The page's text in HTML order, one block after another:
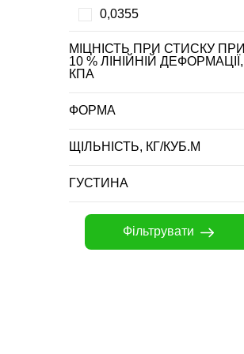
0,0355
МІЦНІСТЬ ПРИ СТИСКУ ПРИ
10 % ЛІНІЙНІЙ ДЕФОРМАЦІЇ,
КПА
ФОРМА
ЩІЛЬНІСТЬ, КГ/КУБ.М
ГУСТИНА
Фільтрувати